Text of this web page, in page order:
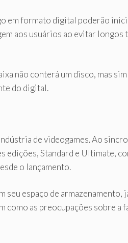
em formato digital poderão
aos usuários ao evitar
não conterá um disco, mas
do digital.
de videogames. Ao
edições, Standard e Ultimate,
o lançamento.
espaço de armazenamento,
como as preocupações sobre a